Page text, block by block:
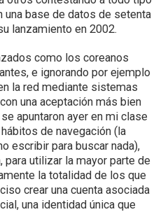
una base de datos de setenta
lanzamiento en 2002.
como los coreanos
e ignorando por ejemplo
la red mediante sistemas
una aceptación más bien
apuntaron ayer en mi clase
de navegación (la
escribir para buscar nada),
para utilizar la mayor parte de
la totalidad de los que
crear una cuenta asociada
una identidad única que